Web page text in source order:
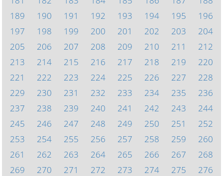
189
190 191 192 193 194 195
196
197
198 199 200 201 202 203
204
205
206 207 208 209 210 211
212
213
214 215 216 217 218 219
220
221
222 223 224 225 226 227
228
229
230 231 232 233 234 235
236
237
238 239 240 241 242 243
244
245
246 247 248 249 250 251
252
253
254 255 256 257 258 259
260
261
262 263 264 265 266 267
268
269
270 271 272 273 274 275
276